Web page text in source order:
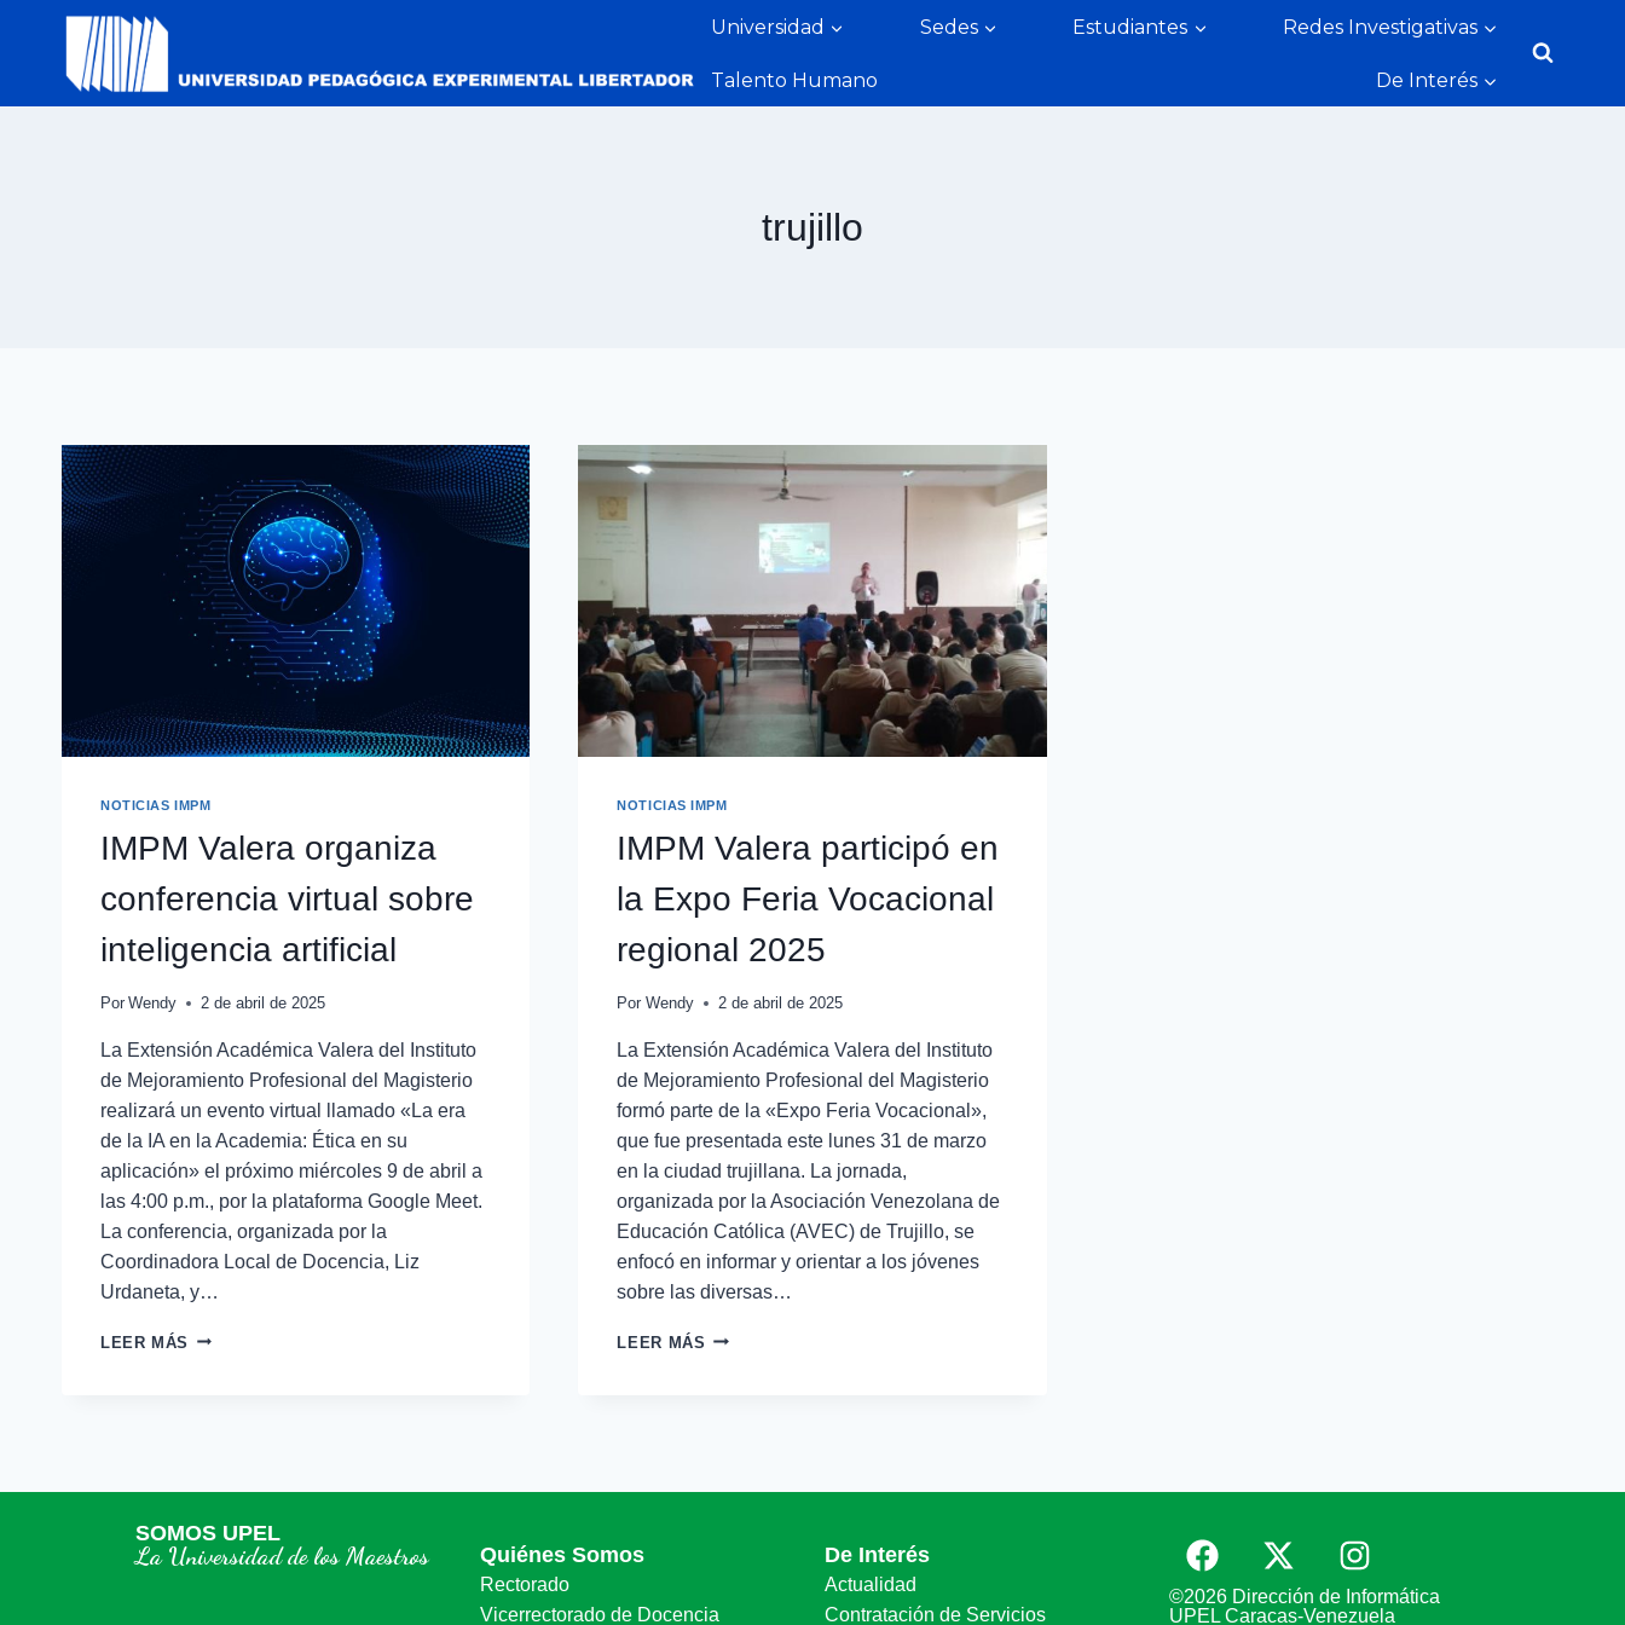
Universidad Sedes Estudiantes Redes Investigativas
Talento Humano De Interés
trujillo
NOTICIAS IMPM
IMPM Valera organiza
conferencia virtual sobre
inteligencia artificial
Por Wendy 2 de abril de 2025
La Extensión Académica Valera del Instituto
de Mejoramiento Profesional del Magisterio
realizará un evento virtual llamado «La era
de la IA en la Academia: Ética en su
aplicación» el próximo miércoles 9 de abril a
las 4:00 p.m., por la plataforma Google Meet.
La conferencia, organizada por la
Coordinadora Local de Docencia, Liz
Urdaneta, y…
LEER MÁS
NOTICIAS IMPM
IMPM Valera participó en
la Expo Feria Vocacional
regional 2025
Por Wendy 2 de abril de 2025
La Extensión Académica Valera del Instituto
de Mejoramiento Profesional del Magisterio
formó parte de la «Expo Feria Vocacional»,
que fue presentada este lunes 31 de marzo
en la ciudad trujillana. La jornada,
organizada por la Asociación Venezolana de
Educación Católica (AVEC) de Trujillo, se
enfocó en informar y orientar a los jóvenes
sobre las diversas…
LEER MÁS
SOMOS UPEL
La Universidad de los Maestros Quiénes Somos
Rectorado
Vicerrectorado de Docencia
De Interés
Actualidad
Contratación de Servicios
©2026 Dirección de Informática
UPEL Caracas-Venezuela